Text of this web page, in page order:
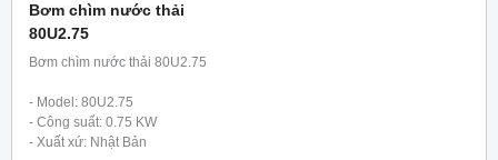
Bơm chìm nước thải
80U2.75
Bơm chìm nước thải 80U2.75
- Model: 80U2.75
- Công suất: 0.75 KW
- Xuất xứ: Nhật Bản